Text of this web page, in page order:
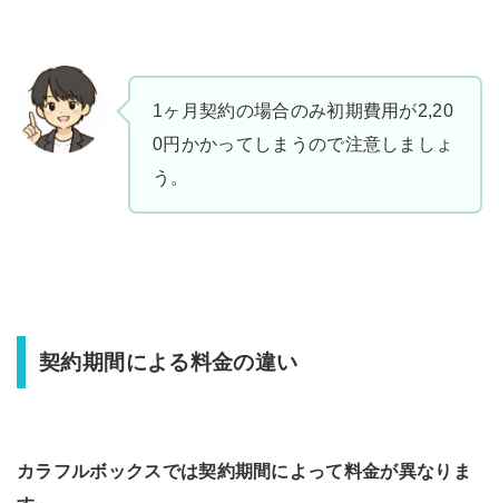
1ヶ月契約の場合のみ初期費用が2,20
0円かかってしまうので注意しましょ
う。
契約期間による料金の違い
カラフルボックスでは契約期間によって料金が異なりま